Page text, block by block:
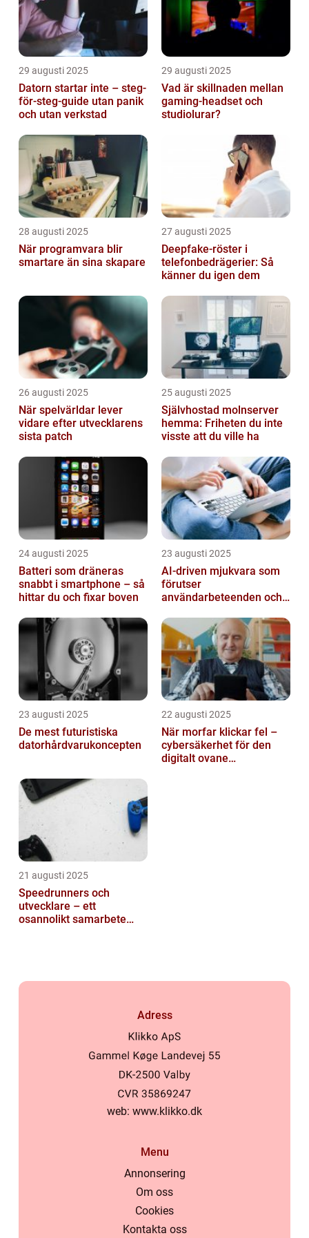
29 augusti 2025
Datorn startar inte – steg-
för-steg-guide utan panik
och utan verkstad
29 augusti 2025
Vad är skillnaden mellan
gaming-headset och
studiolurar?
28 augusti 2025
När programvara blir
smartare än sina skapare
27 augusti 2025
Deepfake-röster i
telefonbedrägerier: Så
känner du igen dem
26 augusti 2025
När spelvärldar lever
vidare efter utvecklarens
sista patch
25 augusti 2025
Självhostad molnserver
hemma: Friheten du inte
visste att du ville ha
24 augusti 2025
Batteri som dräneras
snabbt i smartphone – så
hittar du och fixar boven
23 augusti 2025
AI-driven mjukvara som
förutser
användarbeteenden och
23 augusti 2025
De mest futuristiska
datorhårdvarukoncepten
22 augusti 2025
När morfar klickar fel –
cybersäkerhet för den
digitalt ovane
21 augusti 2025
Speedrunners och
utvecklare – ett
osannolikt samarbete
Adress
web: www.klikko.dk
Menu
Annonsering
Om oss
Cookies
Kontakta oss